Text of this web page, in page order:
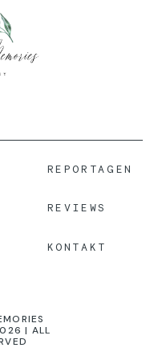
REPORTAGEN
REVIEWS
KONTAKT
| ALL